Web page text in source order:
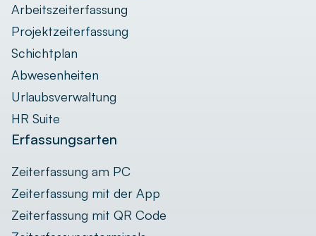
Arbeitszeiterfassung
Projektzeiterfassung
Schichtplan
Abwesenheiten
Urlaubsverwaltung
HR Suite
Erfassungsarten
Zeiterfassung am PC
Zeiterfassung mit der App
Zeiterfassung mit QR Code